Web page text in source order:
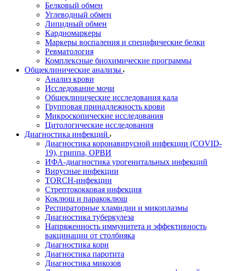
Белковый обмен
Углеводный обмен
Липидный обмен
Кардиомаркеры
Маркеры воспаления и специфические белки
Ревматология
Комплексные биохимические программы
Общеклинические анализы
Анализ крови
Исследование мочи
Общеклинические исследования кала
Групповая принадлежность крови
Микроскопические исследования
Цитологические исследования
Диагностика инфекций
Диагностика коронавирусной инфекции (COVID-
19), гриппа, ОРВИ
ИФА-диагностика урогенитальных инфекций
Вирусные инфекции
TORCH-инфекции
Стрептококковая инфекция
Коклюш и паракоклюш
Респираторные хламидии и микоплазмы
Диагностика туберкулеза
Напряженность иммунитета и эффективность
вакцинации от столбняка
Диагностика кори
Диагностика паротита
Диагностика микозов